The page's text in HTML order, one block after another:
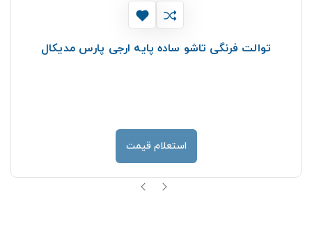
توالت فرنگی تاشو ساده پایه ارجی پارس مدیکال
استعلام قیمت